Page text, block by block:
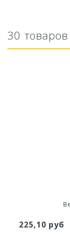
30
225,10 руб